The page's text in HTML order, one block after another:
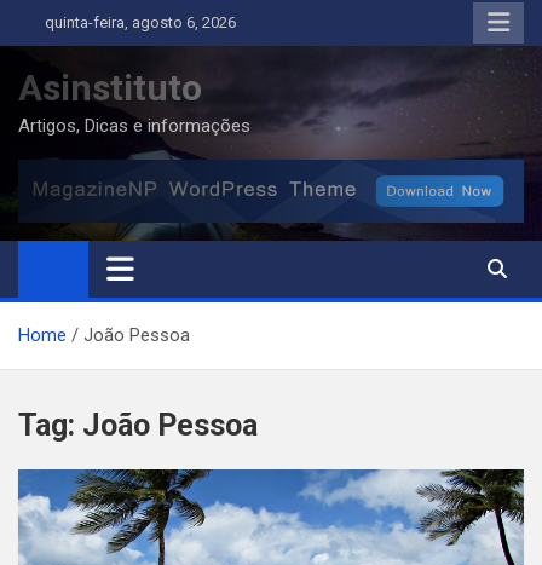
to
content
quinta-feira, agosto 6, 2026
Asinstituto
Artigos, Dicas e informações
Home João Pessoa
Tag: João Pessoa